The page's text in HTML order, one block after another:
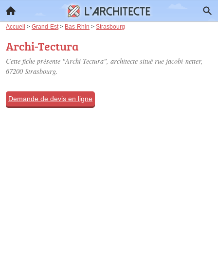
Accueil > Grand-Est > Bas-Rhin > Strasbourg
Archi-Tectura
Cette fiche présente "Archi-Tectura", architecte situé rue jacobi-netter,
67200 Strasbourg.
Demande de devis en ligne